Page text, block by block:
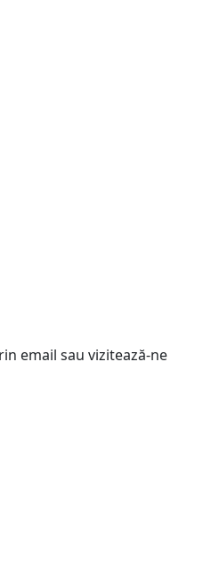
email sau vizitează-ne